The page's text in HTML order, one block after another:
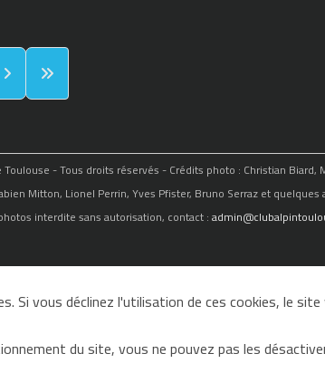
- Tous droits réservés - Crédits photo : Christian Biard,
Mitton, Lionel Perrin, Yves Pfister, Bruno Serraz et quelques
interdite sans autorisation, contact :
Si vous déclinez l'utilisation de ces cookies, le
du site, vous ne pouvez pas les